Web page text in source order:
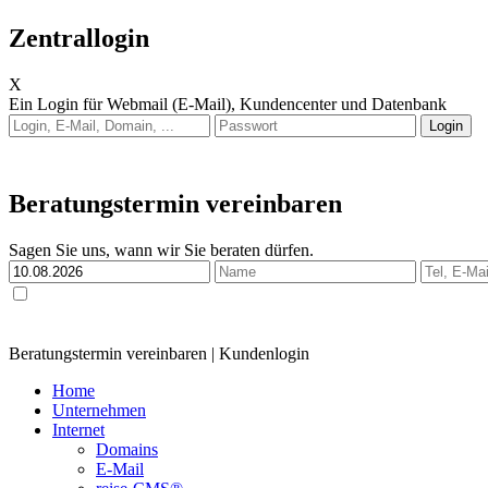
Zentrallogin
X
Ein Login für Webmail (E-Mail), Kundencenter und Datenbank
Beratungstermin vereinbaren
Sagen Sie uns, wann wir Sie beraten dürfen.
Beratungstermin vereinbaren | Kundenlogin
Home
Unternehmen
Internet
Domains
E-Mail